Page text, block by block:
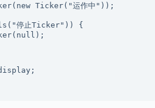
Ticker("运作中"));
停止Ticker")) {